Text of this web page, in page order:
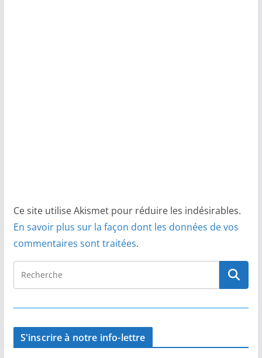
Ce site utilise Akismet pour réduire les indésirables.
En savoir plus sur la façon dont les données de vos
commentaires sont traitées.
S'inscrire à notre info-lettre